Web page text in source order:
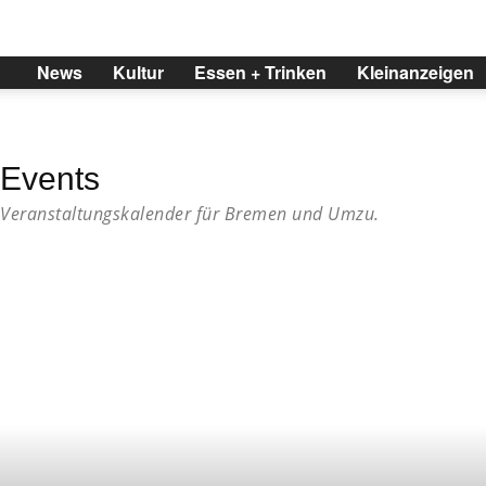
News Kultur Essen + Trinken Kleinanzeigen
Events
Veranstaltungskalender für Bremen und Umzu.